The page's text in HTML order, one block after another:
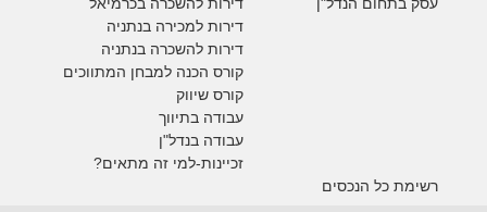
דירות להשכרה בכרמיאל
דירות למכירה בנתניה
דירות להשכרה בנתניה
קורס הכנה למבחן המתווכים
קורס שיווק
עבודה בתיווך
עבודה בנדל"ן
זכיינות-למי זה מתאים?
עסק בתחום הנדל"ן
רשימת כל הנכסים